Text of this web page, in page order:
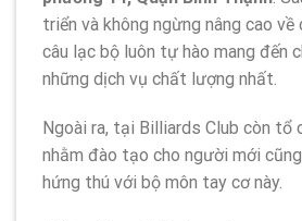
triển và không ngừng nâng cao
câu lạc bộ luôn tự hào mang đến
những dịch vụ chất lượng nhất.
Ngoài ra, tại Billiards Club còn tổ
nhằm đào tạo cho người mới
hứng thú với bộ môn tay cơ này.